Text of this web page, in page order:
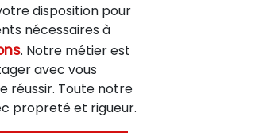
disposition pour
nécessaires à
. Notre métier est
avec vous
réussir. Toute notre
propreté et rigueur.